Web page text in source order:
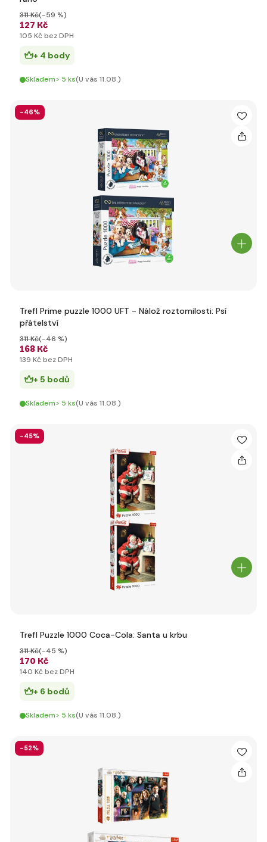
127 Kč
311 Kč(-59 %)
105 Kč bez DPH
+ 4 body
Skladem> 5 ks(U vás 11.08.)
-46%
Trefl Prime puzzle 1000 UFT - Nálož roztomilosti: Psí
přátelství
168 Kč
311 Kč(-46 %)
139 Kč bez DPH
+ 5 bodů
Skladem> 5 ks(U vás 11.08.)
-45%
Trefl Puzzle 1000 Coca-Cola: Santa u krbu
170 Kč
311 Kč(-45 %)
140 Kč bez DPH
+ 6 bodů
Skladem> 5 ks(U vás 11.08.)
-52%